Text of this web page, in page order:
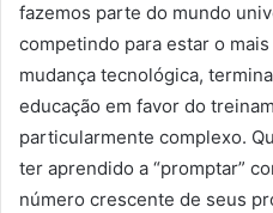
fazemos parte do mundo
competindo para estar o
mudança tecnológica,
educação em favor do
particularmente complexo.
ter aprendido a “promptar”
número crescente de seus